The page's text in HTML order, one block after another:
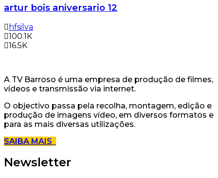
artur bois aniversario 12
hfsilva
100.1K
16.5K
A TV Barroso é uma empresa de produção de filmes,
vídeos e transmissão via internet.
O objectivo passa pela recolha, montagem, edição e
produção de imagens vídeo, em diversos formatos e
para as mais diversas utilizações.
SAIBA MAIS
Newsletter